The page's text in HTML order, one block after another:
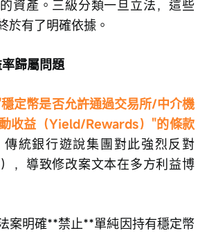
資產。三級分類一旦立法，這些
於有了明確依據。
歸屬問題
定幣是否允許通過交易所/中介機
收益（Yield/Rewards）"的條款
傳統銀行遊說集團對此強烈反對
），導致修改案文本在多方利益博
案明確**禁止**單純因持有穩定幣